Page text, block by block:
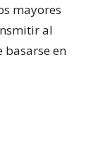
mayores
al
basarse en